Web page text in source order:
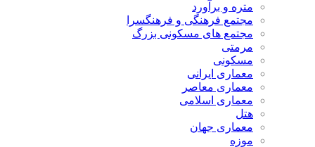
متره و برآورد
مجتمع فرهنگی و فرهنگسرا
مجتمع های مسکونی بزرگ
مرمتی
مسکونی
معماری ایرانی
معماری معاصر
معماری اسلامی
هتل
معماری جهان
موزه